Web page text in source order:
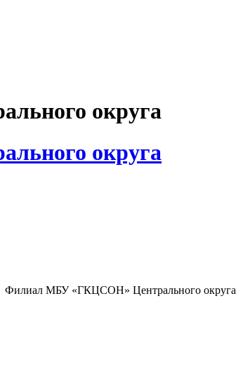
округа
округа
Филиал МБУ «ГКЦСОН» Центрального округа